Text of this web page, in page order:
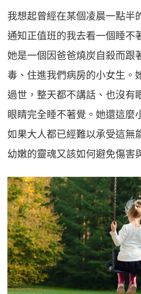
我想起曾經在某個凌晨一點半
通知正值班的我去看一個睡不
她是一個因爸爸燒炭自殺而跟
毒、住進我們病房的小女生。
過世，整天都不講話、也沒有
眼睛完全睡不著覺。她還這麼
如果大人都已經難以承受這無
幼嫩的靈魂又該如何避免傷害